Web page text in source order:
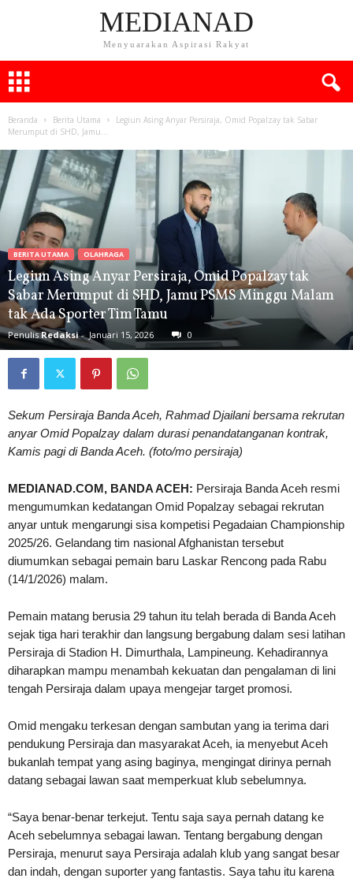
MEDIANAD
Menyuarakan Aspirasi Rakyat
Beranda Berita Utama
Legiun Asing Anyar Persiraja, Omid Popalzay tak Sabar
Merumput di SHD, Jamu...
BERITA UTAMA OLAHRAGA
Legiun Asing Anyar Persiraja, Omid Popalzay tak
Sabar Merumput di SHD, Jamu PSMS Minggu Malam
tak Ada Sporter Tim Tamu
Penulis Redaksi- Januari 15, 2026 0
Sekum Persiraja Banda Aceh, Rahmad Djailani bersama rekrutan
anyar Omid Popalzay dalam durasi penandatanganan kontrak,
Kamis pagi di Banda Aceh. (foto/mo persiraja)
MEDIANAD.COM, BANDA ACEH: Persiraja Banda Aceh resmi
mengumumkan kedatangan Omid Popalzay sebagai rekrutan
anyar untuk mengarungi sisa kompetisi Pegadaian Championship
2025/26. Gelandang tim nasional Afghanistan tersebut
diumumkan sebagai pemain baru Laskar Rencong pada Rabu
(14/1/2026) malam.
Pemain matang berusia 29 tahun itu telah berada di Banda Aceh
sejak tiga hari terakhir dan langsung bergabung dalam sesi latihan
Persiraja di Stadion H. Dimurthala, Lampineung. Kehadirannya
diharapkan mampu menambah kekuatan dan pengalaman di lini
tengah Persiraja dalam upaya mengejar target promosi.
Omid mengaku terkesan dengan sambutan yang ia terima dari
pendukung Persiraja dan masyarakat Aceh, ia menyebut Aceh
bukanlah tempat yang asing baginya, mengingat dirinya pernah
datang sebagai lawan saat memperkuat klub sebelumnya.
“Saya benar-benar terkejut. Tentu saja saya pernah datang ke
Aceh sebelumnya sebagai lawan. Tentang bergabung dengan
Persiraja, menurut saya Persiraja adalah klub yang sangat besar
dan indah, dengan suporter yang fantastis. Saya tahu itu karena